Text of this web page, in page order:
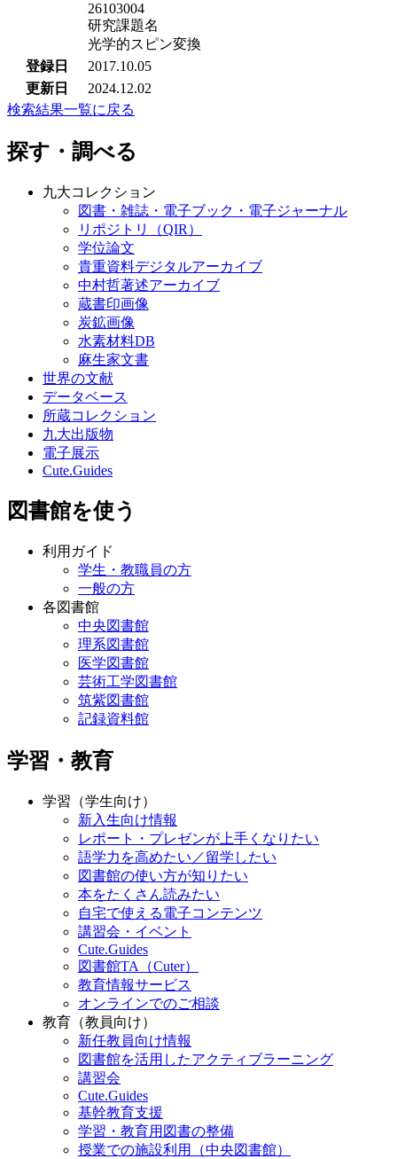
26103004
研究課題名
光学的スピン変換
登録日
2017.10.05
更新日
2024.12.02
検索結果一覧に戻る
探す・調べる
九大コレクション
図書・雑誌・電子ブック・電子ジャーナル
リポジトリ（QIR）
学位論文
貴重資料デジタルアーカイブ
中村哲著述アーカイブ
蔵書印画像
炭鉱画像
水素材料DB
麻生家文書
世界の文献
データベース
所蔵コレクション
九大出版物
電子展示
Cute.Guides
図書館を使う
利用ガイド
学生・教職員の方
一般の方
各図書館
中央図書館
理系図書館
医学図書館
芸術工学図書館
筑紫図書館
記録資料館
学習・教育
学習（学生向け）
新入生向け情報
レポート・プレゼンが上手くなりたい
語学力を高めたい／留学したい
図書館の使い方が知りたい
本をたくさん読みたい
自宅で使える電子コンテンツ
講習会・イベント
Cute.Guides
図書館TA（Cuter）
教育情報サービス
オンラインでのご相談
教育（教員向け）
新任教員向け情報
図書館を活用したアクティブラーニング
講習会
Cute.Guides
基幹教育支援
学習・教育用図書の整備
授業での施設利用（中央図書館）